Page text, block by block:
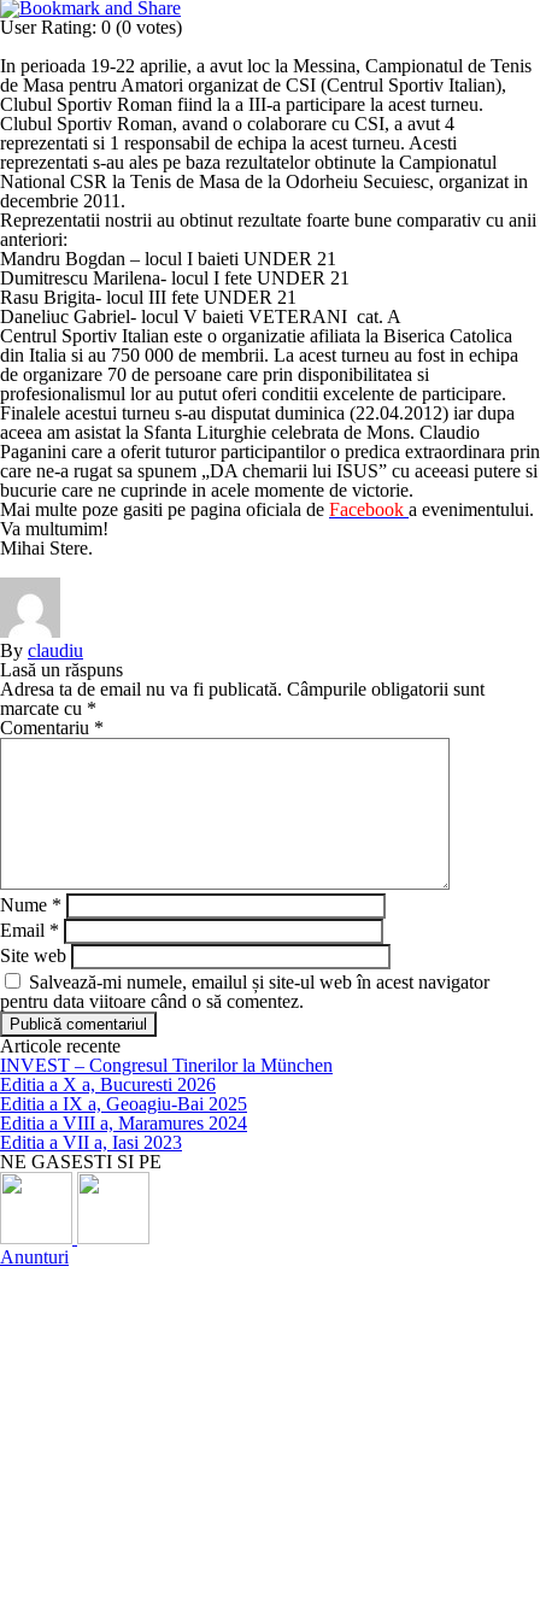
User Rating: 0 (0 votes)
In perioada 19-22 aprilie, a avut loc la Messina, Campionatul de Tenis
de Masa pentru Amatori organizat de CSI (Centrul Sportiv Italian),
Clubul Sportiv Roman fiind la a III-a participare la acest turneu.
Clubul Sportiv Roman, avand o colaborare cu CSI, a avut 4
reprezentati si 1 responsabil de echipa la acest turneu. Acesti
reprezentati s-au ales pe baza rezultatelor obtinute la Campionatul
National CSR la Tenis de Masa de la Odorheiu Secuiesc, organizat in
decembrie 2011.
Reprezentatii nostrii au obtinut rezultate foarte bune comparativ cu anii
anteriori:
Mandru Bogdan – locul I baieti UNDER 21
Dumitrescu Marilena- locul I fete UNDER 21
Rasu Brigita- locul III fete UNDER 21
Daneliuc Gabriel- locul V baieti VETERANI cat. A
Centrul Sportiv Italian este o organizatie afiliata la Biserica Catolica
din Italia si au 750 000 de membrii. La acest turneu au fost in echipa
de organizare 70 de persoane care prin disponibilitatea si
profesionalismul lor au putut oferi conditii excelente de participare.
Finalele acestui turneu s-au disputat duminica (22.04.2012) iar dupa
aceea am asistat la Sfanta Liturghie celebrata de Mons. Claudio
Paganini care a oferit tuturor participantilor o predica extraordinara prin
care ne-a rugat sa spunem „DA chemarii lui ISUS” cu aceeasi putere si
bucurie care ne cuprinde in acele momente de victorie.
Mai multe poze gasiti pe pagina oficiala de Facebook a evenimentului.
Va multumim!
Mihai Stere.
By claudiu
Lasă un răspuns
Adresa ta de email nu va fi publicată. Câmpurile obligatorii sunt
marcate cu *
Comentariu *
Nume *
Email *
Site web
Salvează-mi numele, emailul și site-ul web în acest navigator
pentru data viitoare când o să comentez.
Articole recente
INVEST – Congresul Tinerilor la München
Editia a X a, Bucuresti 2026
Editia a IX a, Geoagiu-Bai 2025
Editia a VIII a, Maramures 2024
Editia a VII a, Iasi 2023
NE GASESTI SI PE
Anunturi